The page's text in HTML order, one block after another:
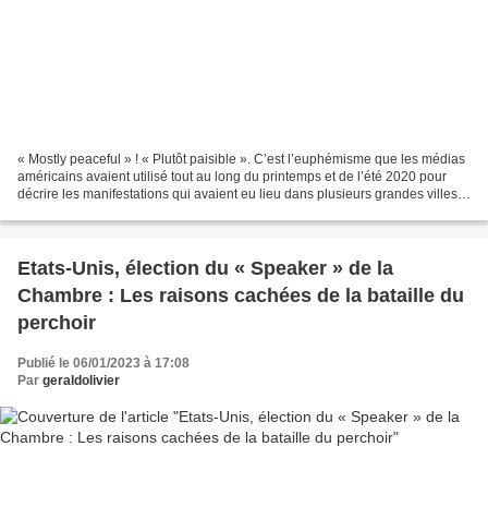
« Mostly peaceful » ! « Plutôt paisible ». C’est l’euphémisme que les médias
américains avaient utilisé tout au long du printemps et de l’été 2020 pour
décrire les manifestations qui avaient eu lieu dans plusieurs grandes villes
Etats-Unis, élection du « Speaker » de la
Chambre : Les raisons cachées de la bataille du
perchoir
Publié le 06/01/2023 à 17:08
Par geraldolivier